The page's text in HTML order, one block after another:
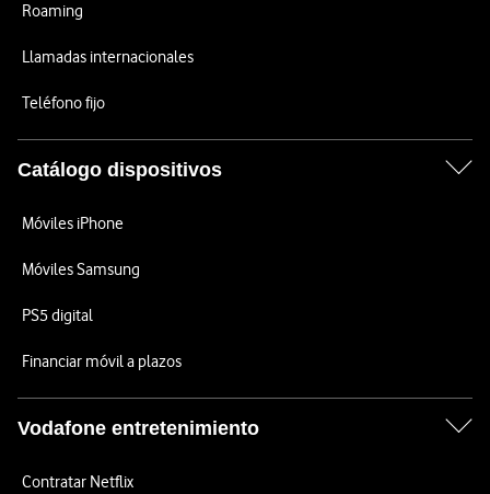
Roaming
Llamadas internacionales
Teléfono fijo
Catálogo dispositivos
Móviles iPhone
Móviles Samsung
PS5 digital
Financiar móvil a plazos
Vodafone entretenimiento
Contratar Netflix